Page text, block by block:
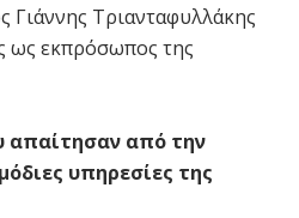
Τριανταφυλλάκης
ως εκπρόσωπος της
απαίτησαν από την
υπηρεσίες της